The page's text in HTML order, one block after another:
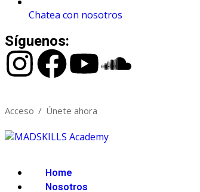
Chatea con nosotros
Síguenos:
Acceso / Únete ahora
Home
Nosotros